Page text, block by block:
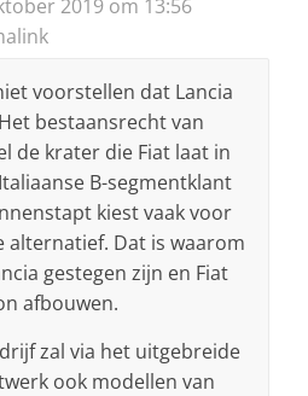
2019 om 13:56
voorstellen dat Lancia
bestaansrecht van
de krater die Fiat laat in
B-segmentklant
kiest vaak voor
alternatief. Dat is waarom
gestegen zijn en Fiat
afbouwen.
zal via het uitgebreide
ook modellen van